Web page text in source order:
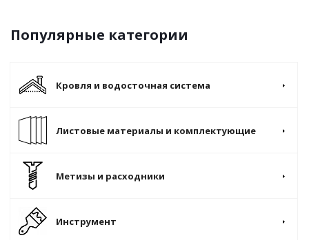
Популярные категории
Кровля и водосточная система
Листовые материалы и комплектующие
Метизы и расходники
Инструмент